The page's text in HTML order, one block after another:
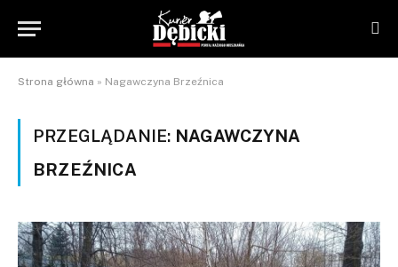
Strona główna » Nagawczyna Brzeźnica
PRZEGLĄDANIE: NAGAWCZYNA
BRZEŹNICA